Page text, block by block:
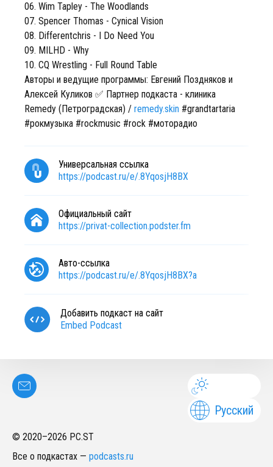
06. Wim Tapley - The Woodlands
07. Spencer Thomas - Cynical Vision
08. Differentchris - I Do Need You
09. MILHD - Why
10. CQ Wrestling - Full Round Table
Авторы и ведущие программы: Евгений Поздняков и
Алексей Куликов ✅ Партнер подкаста - клиника
Remedy (Петроградская) / remedy.skin #grandtartaria
#рокмузыка #rockmusic #rock #моторадио
Универсальная ссылка
https://podcast.ru/e/.8YqosjH8BX
Официальный сайт
https://privat-collection.podster.fm
Авто-ссылка
https://podcast.ru/e/.8YqosjH8BX?a
Добавить подкаст на сайт
Embed Podcast
Русский
© 2020–2026 PC.ST
Все о подкастах — podcasts.ru